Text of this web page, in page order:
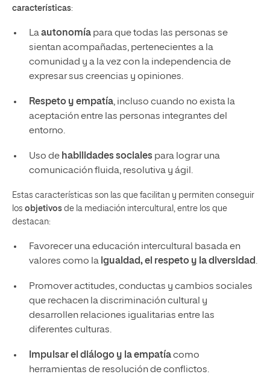
características:
Laautonomíapara que todas las personas se
sientan acompañadas, pertenecientes a la
comunidad y a la vez con la independencia de
expresar sus creencias y opiniones.
Respeto y empatía, incluso cuando no exista la
aceptación entre las personas integrantes del
entorno.
Uso de habilidades socialespara lograr una
comunicación fluida, resolutiva y ágil.
Estas características son las que facilitan y permiten conseguir
los objetivos de la mediación intercultural, entre los que
destacan:
Favorecer una educación intercultural basada en
valores como la igualdad, el respeto y la diversidad.
Promover actitudes, conductas y cambios sociales
que rechacen la discriminación cultural y
desarrollen relaciones igualitarias entre las
diferentes culturas.
Impulsar el diálogo y la empatíacomo
herramientas de resolución de conflictos.